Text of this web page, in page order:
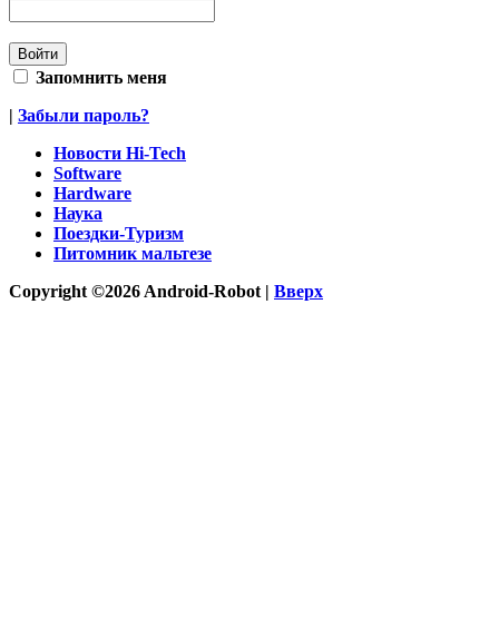
Запомнить меня
| Забыли пароль?
Новости Hi-Tech
Software
Hardware
Наука
Поездки-Туризм
Питомник мальтезе
Copyright ©2026 Android-Robot | Вверх